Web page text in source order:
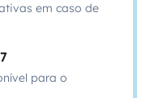
em caso de
para o